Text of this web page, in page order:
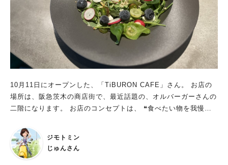
グでした。小さなお皿に乗っている付け合わせは、右側が大根と
柿の柚子風味のマリネ、左側がかぶの葉のキムチ和えで、それぞ
れお味が違っていて、楽しくいただきました。 麹がすべてのメ
ニューに入っているそうですので、どれをいただいても体が喜び
ます♪ あ、ごはんは大盛り無料です！ 出典：リビング北摂Web
デザートには「ブリュレ豆腐どーなつ」750円をおすすめいただ
た温かいドーナツが甘く香ばしくカリッとしていて、上に乗せて
あるアイスと相性抜群、ランチでおなかいっぱいになっていても
ぺろりといけてしまうおいしさでした。 本場・京都宇治の抹茶
製ティラミス」700円も気になりました。スイーツには、＋250
円でミニサイズのドリンク、＋300円～で通常サイズのドリンク
がセットにできます。 出典：リビング北摂Web カウンター下に
10月11日にオープンした、「TiBURON CAFE」さん。 お店の
場所は、阪急茨木の商店街で、最近話題の、オルバーガーさんの
二階になります。 お店のコンセプトは、 ❝食べたい物を我慢せ
新たな角度から提案する❞ 期間限定メニューや、旬な食材を使っ
たメニューもあり、 何度来ても新しいアプローチを楽しんで頂
けます。 老若男女問わず素敵に輝く人を増やしたい。 そんな思
ジモトミン
じゅんさん